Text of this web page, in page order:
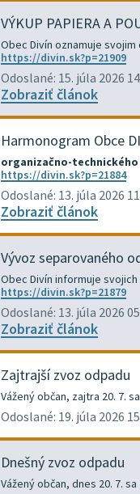
VÝKUP PAPIERA A
Obec Divín oznamuje
https://divin.sk?p=21909
Odoslané: 15. júla 2026
Zobraziť článok
Harmonogram Obce
organizačno-
https://divin.sk?p=21884
Odoslané: 13. júla 2026
Zobraziť článok
Vývoz separovaného
Obec Divín informuje
https://divin.sk?p=21879
Odoslané: 13. júla 2026
Zobraziť článok
Zajtrajší zvoz odpadu
Vážený občan, zajtra 20. 7.
Odoslané: 19. júla 2026
Dnešný zvoz odpadu
Vážený občan, dnes 20. 7.